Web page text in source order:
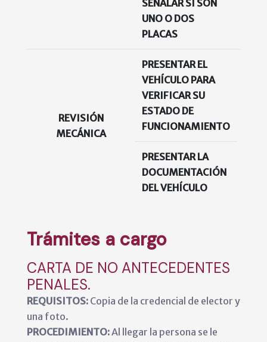
SEÑALAR SI SON
UNO O DOS
PLACAS
REVISIÓN
MECÁNICA
PRESENTAR EL
VEHÍCULO PARA
VERIFICAR SU
ESTADO DE
FUNCIONAMIENTO
PRESENTAR LA
DOCUMENTACIÓN
DEL VEHÍCULO
Trámites a cargo
CARTA DE NO ANTECEDENTES
PENALES.
REQUISITOS: Copia de la credencial de elector y
una foto.
PROCEDIMIENTO:Al llegar la persona se le